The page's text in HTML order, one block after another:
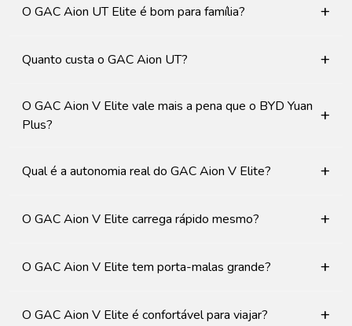
O GAC Aion UT Elite é bom para família? +
Quanto custa o GAC Aion UT? +
O GAC Aion V Elite vale mais a pena que o BYD Yuan
Plus?
+
Qual é a autonomia real do GAC Aion V Elite? +
O GAC Aion V Elite carrega rápido mesmo? +
O GAC Aion V Elite tem porta-malas grande? +
O GAC Aion V Elite é confortável para viajar? +